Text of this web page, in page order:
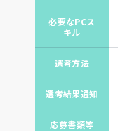
必要なPCス
キル
選考方法
選考結果通知
応募書類等